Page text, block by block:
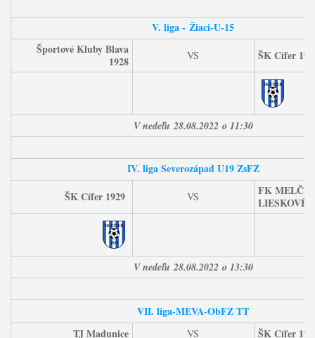
V. liga -Žiaci-U-15
Športové Kluby Blava
1928
VS ŠK Cífer
V nedeľu 28.08.2022o 11:30
IV. liga Severozápad U19 ZsFZ
ŠK Cífer 1929
VS
FK
LIESKOVÉ
V nedeľu 28.08.2022o 13:30
VII. liga-MEVA-ObFZ TT
TJ Madunice
VS ŠK Cífer